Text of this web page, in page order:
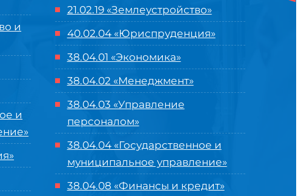
и
и
21.02.19 «Землеустройство»
40.02.04 «Юриспруденция»
38.04.01 «Экономика»
38.04.02 «Менеджмент»
38.04.03 «Управление
персоналом»
38.04.04 «Государственное и
муниципальное управление»
38.04.08 «Финансы и кредит»